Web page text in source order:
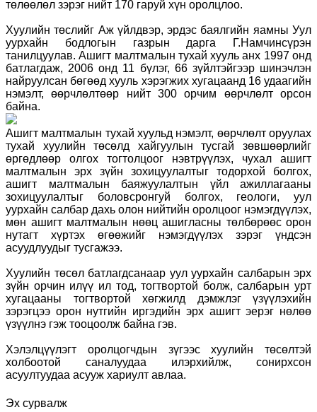
төлөөлөл зэрэг нийт 170 гаруй хүн оролцлоо.
Хуулийн төслийг Аж үйлдвэр, эрдэс баялгийн яамны Уул
уурхайн бодлогын газрын дарга Г.Намчинсүрэн
танилцуулав. Ашигт малтмалын тухай хууль анх 1997 онд
батлагдаж, 2006 онд 11 бүлэг, 66 зүйлтэйгээр шинэчлэн
найруулсан бөгөөд хууль хэрэгжих хугацаанд 16 удаагийн
нэмэлт, өөрчлөлтөөр нийт 300 орчим өөрчлөлт орсон
байна.
Ашигт малтмалын тухай хуульд нэмэлт, өөрчлөлт оруулах
тухай хуулийн төсөлд хайгуулын тусгай зөвшөөрлийг
өргөдлөөр олгох тогтолцоог нэвтрүүлэх, чухал ашигт
малтмалын эрх зүйн зохицуулалтыг тодорхой болгох,
ашигт малтмалын баяжуулалтын үйл ажиллагааны
зохицуулалтыг боловсронгуй болгох, геологи, уул
уурхайн салбар дахь олон нийтийн оролцоог нэмэгдүүлэх,
мөн ашигт малтмалын нөөц ашигласны төлбөрөөс орон
нутагт хүртэх өгөөжийг нэмэгдүүлэх зэрэг үндсэн
асуудлуудыг тусгажээ.
Хуулийн төсөл батлагдсанаар уул уурхайн салбарын эрх
зүйн орчин илүү ил тод, тогтвортой болж, салбарын урт
хугацааны тогтвортой хөгжилд дэмжлэг үзүүлэхийн
зэрэгцээ орон нутгийн иргэдийн эрх ашигт эерэг нөлөө
үзүүлнэ гэж тооцоолж байна гэв.
Хэлэлцүүлэгт оролцогчдын зүгээс хуулийн төсөлтэй
холбоотой саналуудаа илэрхийлж, сонирхсон
асуултуудаа асууж хариулт авлаа.
Эх сурвалж